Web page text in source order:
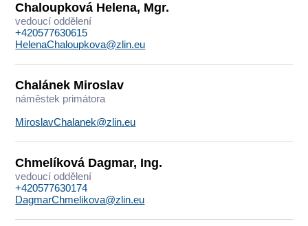
Chaloupková Helena, Mgr.
vedoucí oddělení
+420577630615
HelenaChaloupkova@zlin.eu
Chalánek Miroslav
náměstek primátora
MiroslavChalanek@zlin.eu
Chmelíková Dagmar, Ing.
vedoucí oddělení
+420577630174
DagmarChmelikova@zlin.eu